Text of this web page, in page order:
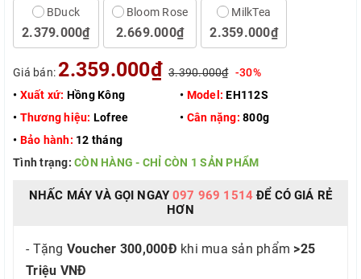
BDuck
2.379.000₫
Bloom Rose
2.669.000₫
MilkTea
2.359.000₫
Giá bán: 2.359.000₫ 3.390.000₫ -30%
• Xuất xứ: Hồng Kông • Model: EH112S
• Thương hiệu: Lofree • Cân nặng: 800g
• Bảo hành: 12 tháng
Tình trạng: CÒN HÀNG - CHỈ CÒN 1 SẢN PHẨM
NHẤC MÁY VÀ GỌI NGAY097 969 1514ĐỂ CÓ GIÁ RẺ
HƠN
- Tặng Voucher 300,000Đ khi mua sản phẩm >25
Triệu VNĐ